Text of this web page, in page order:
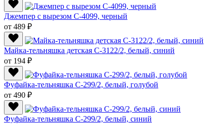
Джемпер с вырезом C-4099, черный
от 489 ₽
Майка-тельняшка детская С-3122/2, белый, синий
от 194 ₽
Фуфайка-тельняшка С-299/2, белый, голубой
от 490 ₽
Фуфайка-тельняшка С-299/2, белый, синий